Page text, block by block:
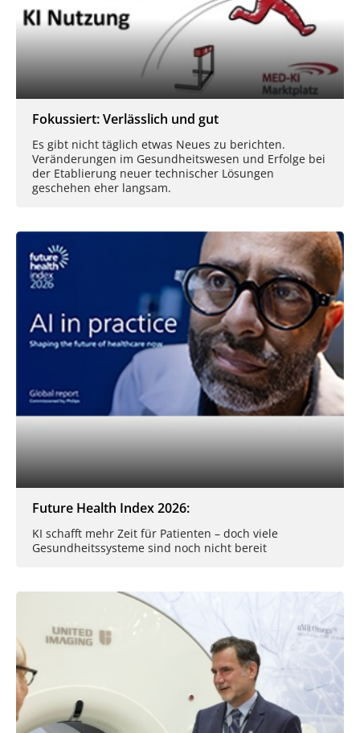
Fokussiert: Verlässlich und gut
Es gibt nicht täglich etwas Neues zu berichten.
Veränderungen im Gesundheitswesen und Erfolge bei
der Etablierung neuer technischer Lösungen
geschehen eher langsam.
Future Health Index 2026:
KI schafft mehr Zeit für Patienten – doch viele
Gesundheitssysteme sind noch nicht bereit